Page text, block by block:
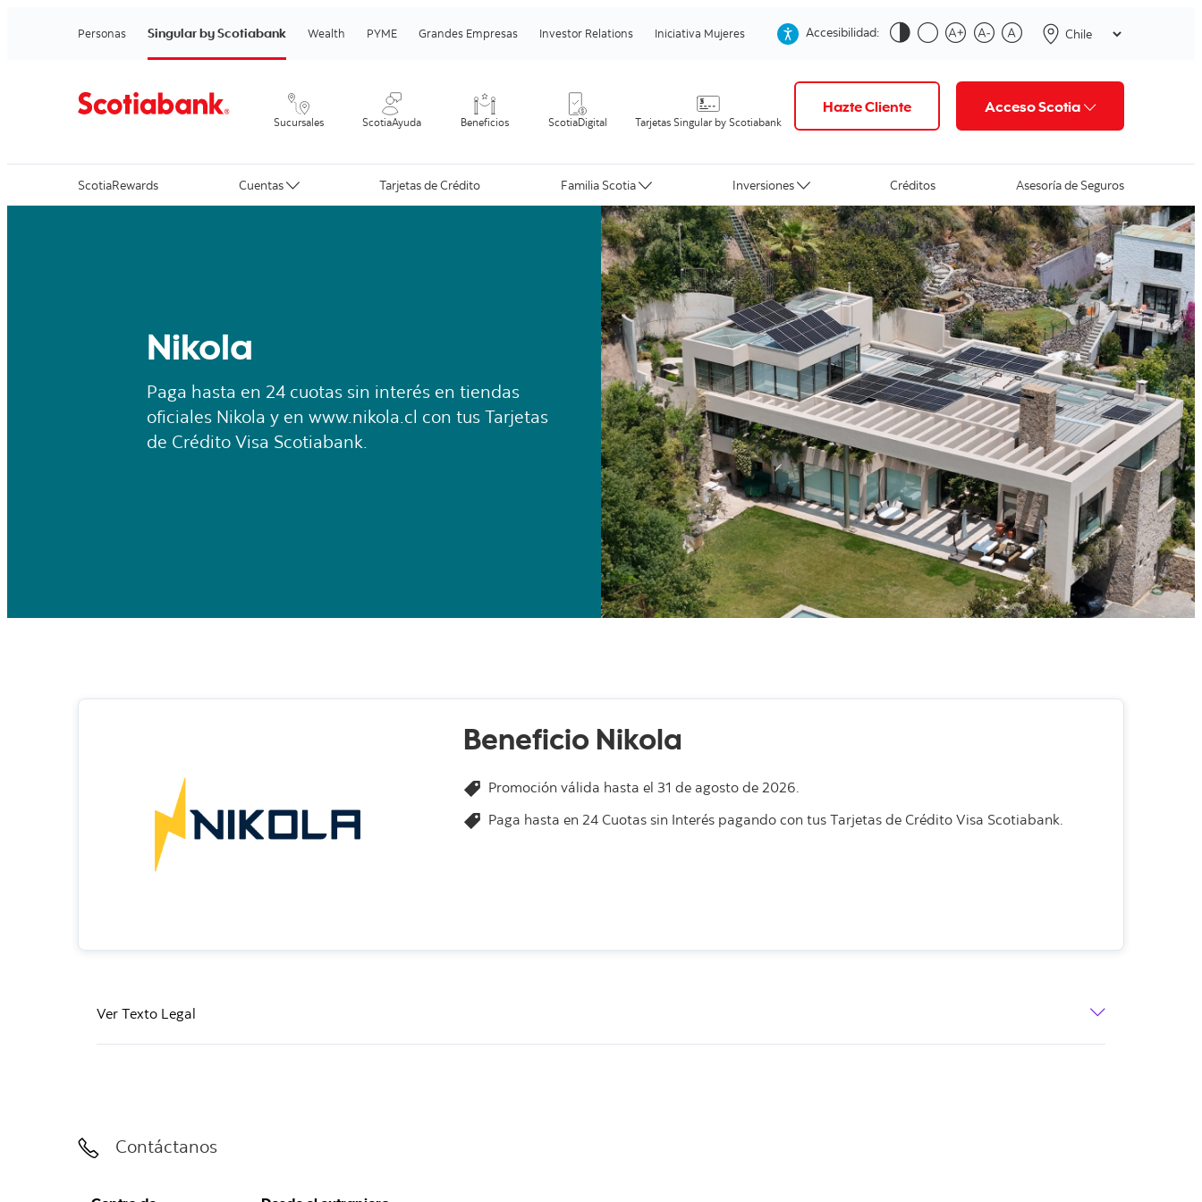
Personas Singular by Scotiabank Wealth PYME Grandes Empresas Investor Relations Iniciativa Mujeres Accesibilidad:
Sucursales ScotiaAyuda Beneficios ScotiaDigital Tarjetas Singular by Scotiabank
Hazte Cliente Acceso Scotia
ScotiaRewards Cuentas Tarjetas de Crédito Familia Scotia Inversiones Créditos Asesoría de Seguros
Nikola
Paga hasta en 24 cuotas sin interés en tiendas
oficiales Nikola y en www.nikola.cl con tus Tarjetas
de Crédito Visa Scotiabank.
Beneficio Nikola
Promoción válida hasta el 31 de agosto de 2026.
Paga hasta en 24 Cuotas sin Interés pagando con tus Tarjetas de Crédito Visa Scotiabank.
Ver Texto Legal
Contáctanos